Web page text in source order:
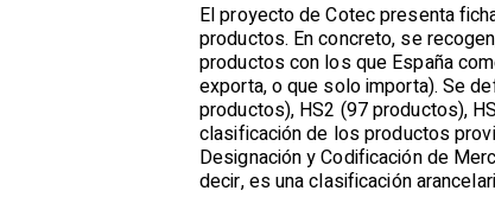
El proyecto de Cotec presenta
productos. En concreto, se
productos con los que España
exporta, o que solo importa). Se
productos), HS2 (97 productos),
clasificación de los productos
Designación y Codificación de
decir, es una clasificación